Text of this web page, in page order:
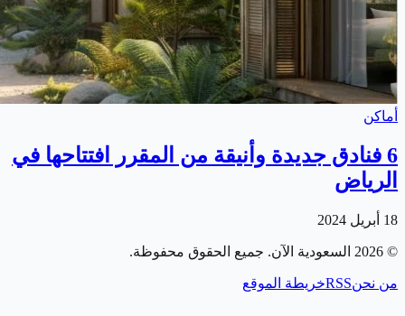
أماكن
6 فنادق جديدة وأنيقة من المقرر افتتاحها في
الرياض
18 أبريل 2024
©
2026 السعودية الآن. جميع الحقوق محفوظة.
من نحنRSSخريطة الموقع